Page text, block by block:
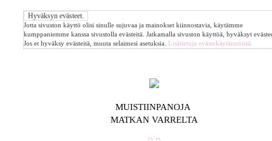
Jotta sivuston käyttö olisi sinulle sujuvaa ja mainokset kiinnostavia, käytämme
kumppaniemme kanssa sivustolla evästeitä. Jatkamalla sivuston käyttöä, hyväksyt
Jos et hyväksy evästeitä, muuta selaimesi asetuksia. Lisätietoja evästekäytännöistä.
MUISTIINPANOJA
MATKAN VARRELTA